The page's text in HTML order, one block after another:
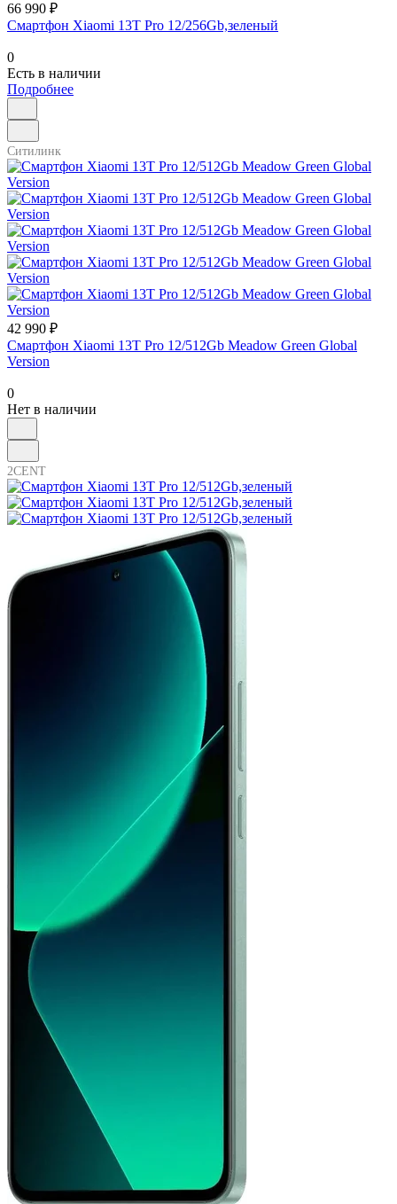
66 990 ₽
Смартфон Xiaomi 13T Pro 12/256Gb,зеленый
0
Есть в наличии
Подробнее
Ситилинк
42 990 ₽
Смартфон Xiaomi 13T Pro 12/512Gb Meadow Green Global
Version
0
Нет в наличии
2CENT